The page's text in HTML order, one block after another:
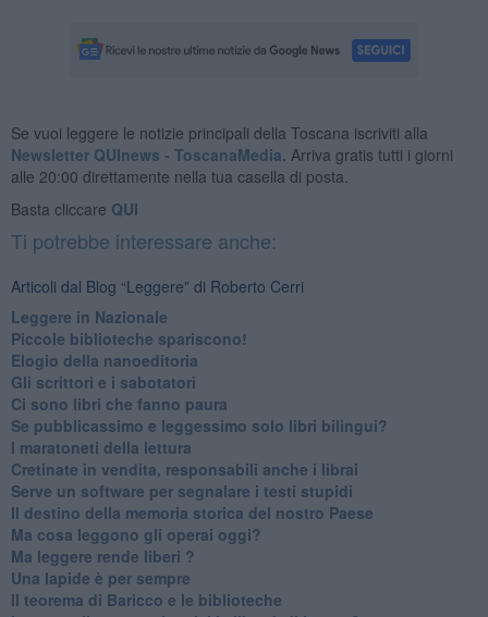
Se vuoi leggere le notizie principali della Toscana iscriviti alla
Newsletter QUInews - ToscanaMedia. Arriva gratis tutti i giorni
alle 20:00 direttamente nella tua casella di posta.
Basta cliccare QUI
Ti potrebbe interessare anche:
Articoli dal Blog “Leggere” di Roberto Cerri
​Leggere in Nazionale
​Piccole biblioteche spariscono!
​Elogio della nanoeditoria
Gli scrittori e i sabotatori
Ci sono libri che fanno paura
Se pubblicassimo e leggessimo solo libri bilingui?
I maratoneti della lettura
Cretinate in vendita, responsabili anche i librai
Serve un software per segnalare i testi stupidi
​Il destino della memoria storica del nostro Paese
Ma cosa leggono gli operai oggi?
Ma leggere rende liberi ?
​Una lapide è per sempre
Il teorema di Baricco e le biblioteche